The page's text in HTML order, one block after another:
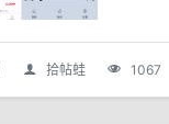
拾帖蛙 1067